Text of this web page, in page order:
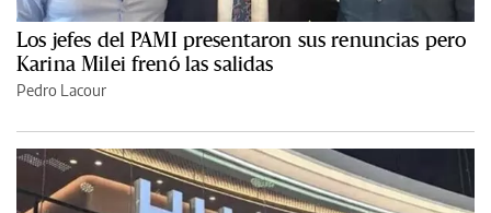
Los jefes del PAMI presentaron sus renuncias pero
Karina Milei frenó las salidas
Pedro Lacour